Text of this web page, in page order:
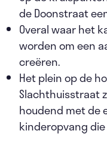
de Doonstraat
Overal waar het
worden om een
creëren.
Het plein op de
Slachthuisstraat
houdend met de
kinderopvang